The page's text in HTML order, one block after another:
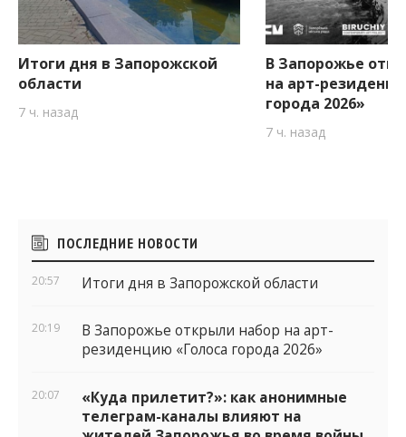
Итоги дня в Запорожской
области
7 ч. назад
В Запорожье
на арт-
города 2026»
7 ч. назад
Боковые
виджеты
ПОСЛЕДНИЕ НОВОСТИ
20:57 Итоги дня в Запорожской области
20:19
В Запорожье открыли набор на арт-
резиденцию «Голоса города 2026»
20:07
«Куда прилетит?»: как анонимные
телеграм-каналы влияют на